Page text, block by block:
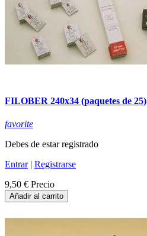
FILOBER 240x34 (paquetes de 25)
favorite
Debes de estar registrado
Entrar| Registrarse
9,50 € Precio
Añadir al carrito